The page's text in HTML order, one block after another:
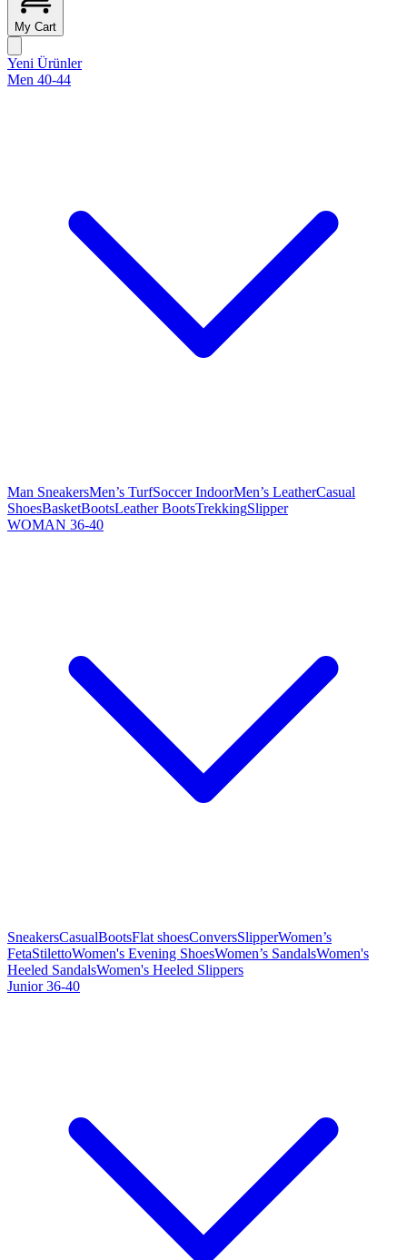
My Cart
Yeni Ürünler
Men 40-44
Man SneakersMen’s TurfSoccer IndoorMen’s LeatherCasual
ShoesBasketBootsLeather BootsTrekkingSlipper
WOMAN 36-40
SneakersCasualBootsFlat shoesConversSlipperWomen’s
FetaStilettoWomen's Evening ShoesWomen’s SandalsWomen's
Heeled SandalsWomen's Heeled Slippers
Junior 36-40